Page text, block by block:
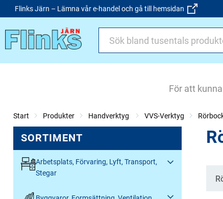
Flinks Järn – Lämna vår e-handel och gå till hemsidan
För att
Start Produkter Handverktyg VVS-Verktyg
SORTIMENT
Arbetsplats, Förvaring, Lyft, Transport,
Stegar